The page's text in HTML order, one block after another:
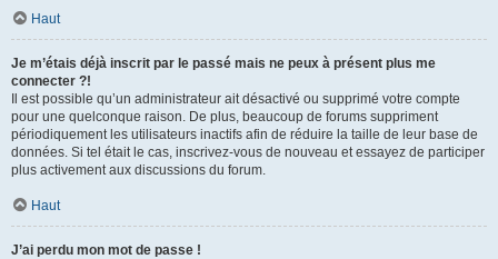
Haut
Je m’étais déjà inscrit par le passé mais ne peux à présent plus me
connecter ?!
Il est possible qu’un administrateur ait désactivé ou supprimé votre compte
pour une quelconque raison. De plus, beaucoup de forums suppriment
périodiquement les utilisateurs inactifs afin de réduire la taille de leur base de
données. Si tel était le cas, inscrivez-vous de nouveau et essayez de participer
plus activement aux discussions du forum.
Haut
J’ai perdu mon mot de passe !